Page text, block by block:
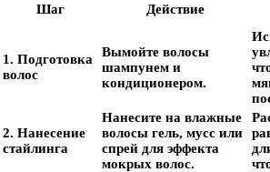
Шаг Действие
1. Подготовка
волос
Вымойте волосы
шампунем и
кондиционером.
2. Нанесение
стайлинга
Нанесите на влажные
волосы гель, мусс или
спрей для эффекта
мокрых волос.